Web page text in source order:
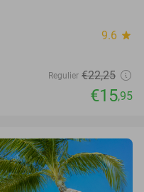
9.6 star
Regulier €22,25
€15,95